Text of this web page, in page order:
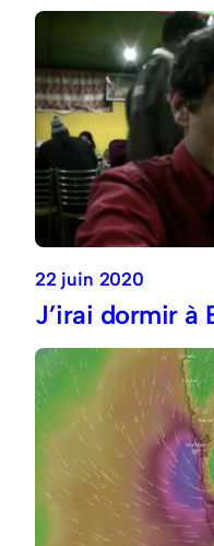
22 juin 2020
J’irai dormir à